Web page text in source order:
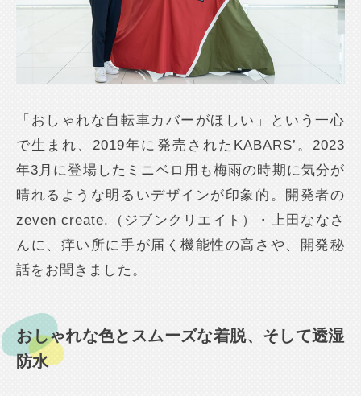
「おしゃれな自転車カバーがほしい」という一心
で生まれ、2019年に発売されたKABARS’。2023
年3月に登場したミニベロ用も梅雨の時期に気分が
晴れるような明るいデザインが印象的。開発者の
zeven create.（ジブンクリエイト）・上田ななさ
んに、痒い所に手が届く機能性の高さや、開発秘
話をお聞きました。
おしゃれな色とスムーズな着脱、そして透湿
防水